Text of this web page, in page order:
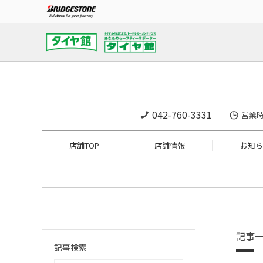
042-760-3331 営業
店舗TOP 店舗情報 お知
記事
記事検索